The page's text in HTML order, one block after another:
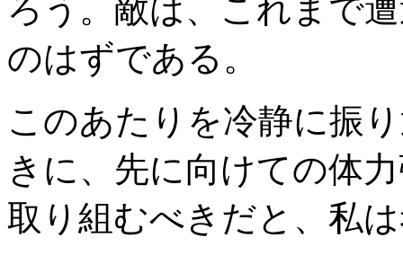
ろう。敵は、これまで
のはずである。
このあたりを冷静に振
きに、先に向けての体
取り組むべきだと、私